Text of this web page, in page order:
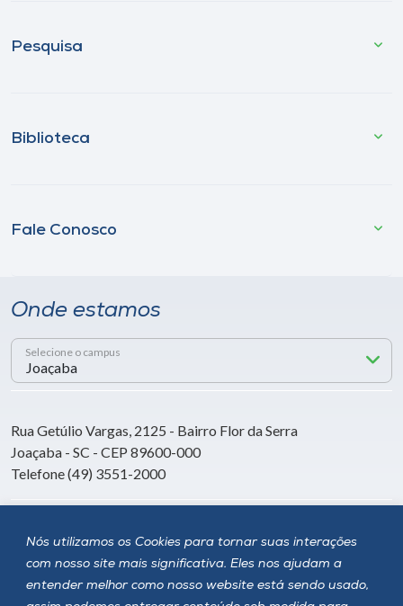
Nós utilizamos os Cookies para tornar suas interações
com nosso site mais significativa. Eles nos ajudam a
entender melhor como nosso website está sendo usado,
Pesquisa
Biblioteca
Fale Conosco
Onde estamos
Selecione o campus
Rua Getúlio Vargas, 2125 - Bairro Flor da Serra
Joaçaba - SC - CEP 89600-000
Telefone (49) 3551-2000
Siga a Unoesc